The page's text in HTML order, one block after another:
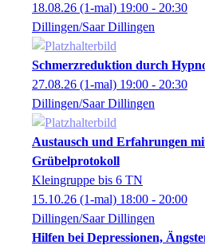
18.08.26 (1-mal) 19:00 - 20:30
Dillingen/Saar Dillingen
Schmerzreduktion durch
27.08.26 (1-mal) 19:00 - 20:30
Dillingen/Saar Dillingen
Austausch und Erfahrungen
Grübelprotokoll
Kleingruppe bis 6 TN
15.10.26 (1-mal) 18:00 - 20:00
Dillingen/Saar Dillingen
Hilfen bei Depressionen,